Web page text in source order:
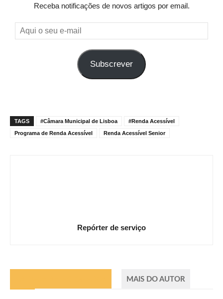
Receba notificações de novos artigos por email.
Aqui
o
Subscrever
TAGS #Câmara Municipal de Lisboa
#Renda Acessível
Programa de Renda Acessível
Renda Acessível Senior
Repórter de serviço
MAIS DO AUTOR